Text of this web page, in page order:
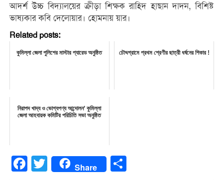
আদর্শ উচ্চ বিদ্যালয়ের ক্রীড়া শিক্ষক রাহিদ হাছান দাদন, বিশিষ্ট
ভাষ্যকার কবি দেলোয়ার। হোমনায় য়ার।
Related posts:
কুমিল্লা জেলা পুলিশের মাস্টার প্যারেড অনুষ্ঠিত চৌদ্দগ্রামে প্রথম শ্রেণীর ছাত্রী ধর্ষনের শিকার !
নিরাপদ খাদ্য ও ভোগ্যপণ্য আন্দোলন’ কুমিল্লা
জেলা আহবায়ক কমিটির পরিচিতি সভা অনুষ্ঠিত
Facebook
Twitter Share